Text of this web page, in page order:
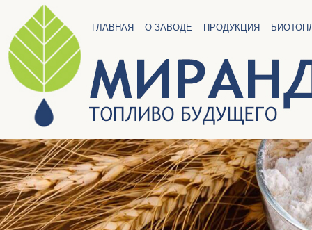
ГЛАВНАЯ О ЗАВОДЕ ПРОДУКЦИЯ